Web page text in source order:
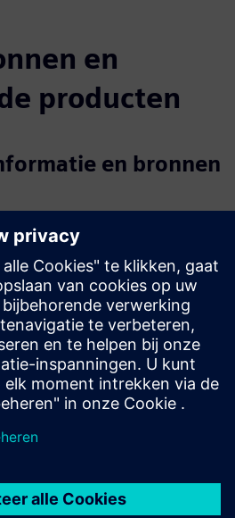
en
producten
en bronnen
Building Automation (bijv. Desigo
ventilatie, koeling of